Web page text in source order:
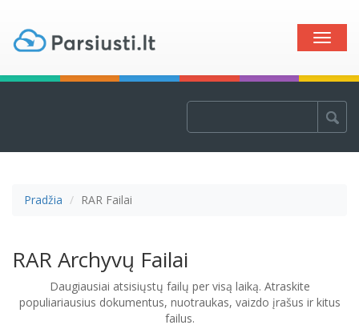
Toggle
Pradžia RAR Failai
RAR Archyvų Failai
Daugiausiai atsisiųstų failų per visą laiką. Atraskite
populiariausius dokumentus, nuotraukas, vaizdo įrašus ir kitus
failus.